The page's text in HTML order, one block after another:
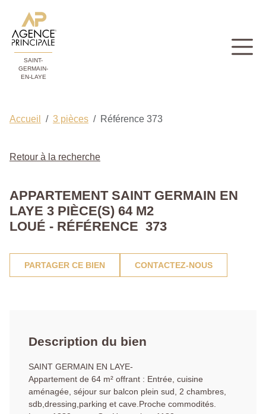
SAINT-
GERMAIN-
EN-LAYE
Accueil 3 pièces Référence 373
Retour à la recherche
APPARTEMENT SAINT GERMAIN EN
LAYE 3 PIÈCE(S) 64 M2
LOUÉ - RÉFÉRENCE 373
PARTAGER CE BIEN CONTACTEZ-NOUS
Description du bien
SAINT GERMAIN EN LAYE-
Appartement de 64 m² offrant : Entrée, cuisine
aménagée, séjour sur balcon plein sud, 2 chambres,
sdb,dressing,parking et cave.Proche commodités.